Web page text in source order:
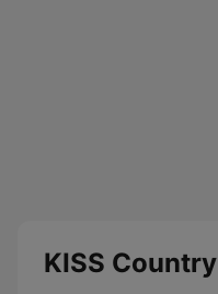
KISS Country